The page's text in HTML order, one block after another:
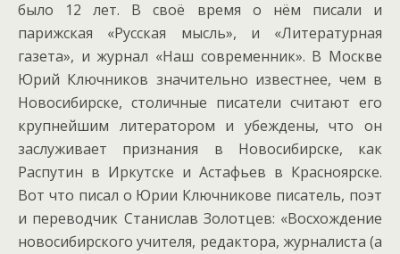
было 12 лет. В своё время о нём писали и
парижская «Русская мысль», и «Литературная
газета», и журнал «Наш современник». В Москве
Юрий Ключников значительно известнее, чем в
Новосибирске, столичные писатели считают его
крупнейшим литератором и убеждены, что он
заслуживает признания в Новосибирске, как
Распутин в Иркутске и Астафьев в Красноярске.
Вот что писал о Юрии Ключникове писатель, поэт
и переводчик Станислав Золотцев: «Восхождение
новосибирского учителя, редактора, журналиста (а